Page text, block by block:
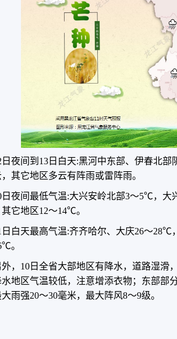
日夜间到13日白天:黑河中东部、伊春北
其它地区多云有阵雨或雷阵雨。
日夜间最低气温:大兴安岭北部3～5℃，
它地区12～14℃。
日白天最高气温:齐齐哈尔、大庆26～
。
外，10日全省大部地区有降水，道路湿滑
水地区气温较低，注意增添衣物；东部部
雨强20～30毫米，最大阵风8～9级。